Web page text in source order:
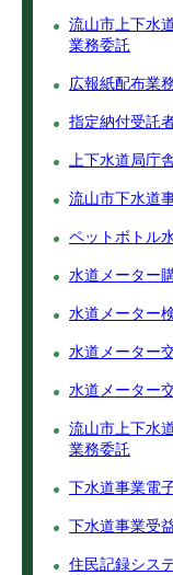
流山市上下水
業務委託
広報紙配布業
指定納付受託
上下水道局庁
流山市下水道
ペットボトル
水道メーター
水道メーター
水道メーター
水道メーター
流山市上下水
業務委託
下水道事業電
下水道事業受
住民記録シス